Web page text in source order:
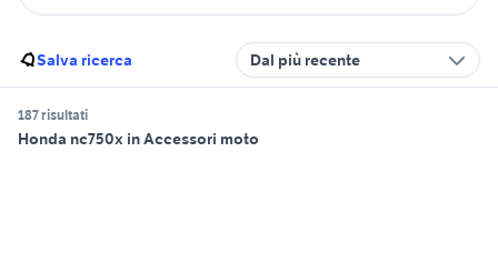
Salva ricerca Dal più recente
187 risultati
Honda nc750x in Accessori moto